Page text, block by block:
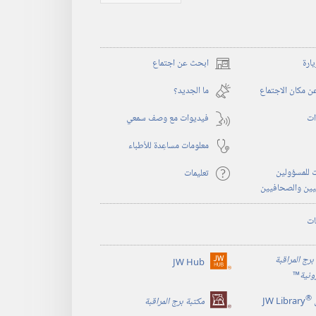
ابحث عن اجتماع (يفتح
نافذة
جديدة)
مكان الاجتماع
ما الجديد؟‏
فيديوات مع وصف سمعي
معلومات مساعِدة للأطباء
للمسؤولين
والصحافيين
تعليمات
المراقبة
™
JW Hub (يفتح
جديدة)
®
JW Library مكتبة برج المراقبة